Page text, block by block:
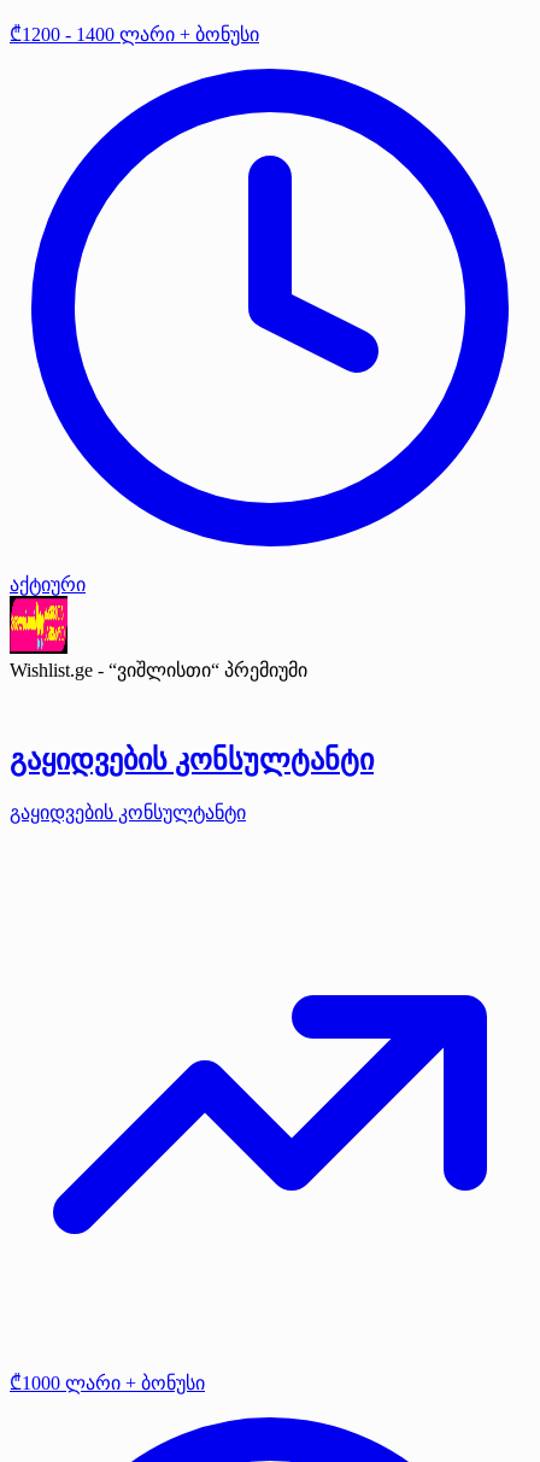
₾1200 - 1400 ლარი + ბონუსი
აქტიური
Wishlist.ge - “ვიშლისთი“ პრემიუმი
გაყიდვების კონსულტანტი
გაყიდვების კონსულტანტი
₾1000 ლარი + ბონუსი